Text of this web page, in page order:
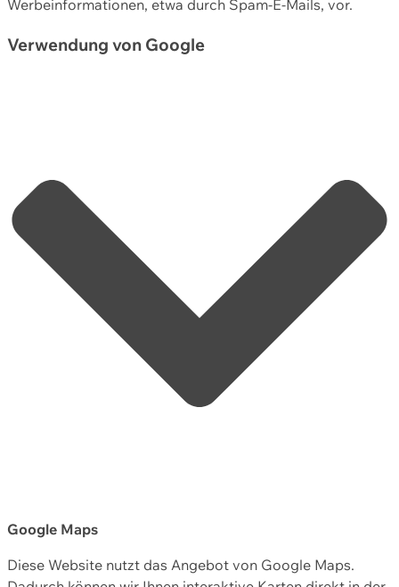
Werbeinformationen, etwa durch Spam-E-Mails, vor.
Verwendung von Google
Google Maps
Diese Website nutzt das Angebot von Google Maps.